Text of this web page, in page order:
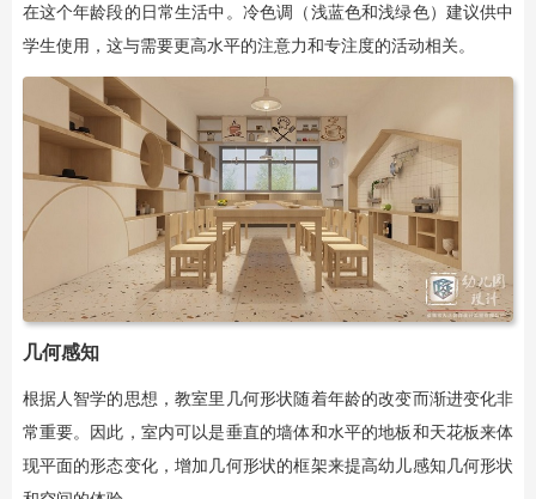
在这个年龄段的日常生活中。冷色调（浅蓝色和浅绿色）建议供中
学生使用，这与需要更高水平的注意力和专注度的活动相关。
几何感知
根据人智学的思想，教室里几何形状随着年龄的改变而渐进变化非
常重要。因此，室内可以是垂直的墙体和水平的地板和天花板来体
现平面的形态变化，增加几何形状的框架来提高幼儿感知几何形状